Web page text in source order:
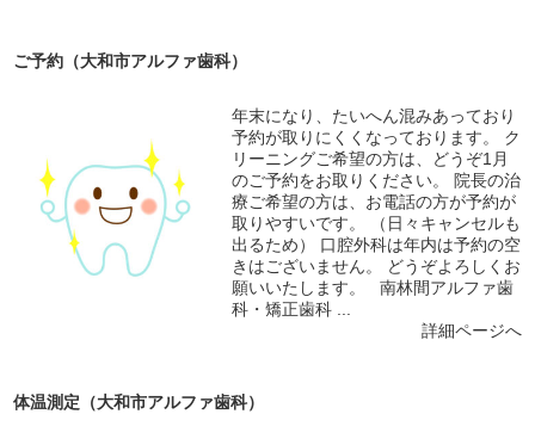
ご予約（大和市アルファ歯科）
年末になり、たいへん混みあっており
予約が取りにくくなっております。 ク
リーニングご希望の方は、どうぞ1月
のご予約をお取りください。 院長の治
療ご希望の方は、お電話の方が予約が
取りやすいです。 （日々キャンセルも
出るため） 口腔外科は年内は予約の空
きはございません。 どうぞよろしくお
願いいたします。 南林間アルファ歯
科・矯正歯科 ...
詳細ページへ
体温測定（大和市アルファ歯科）